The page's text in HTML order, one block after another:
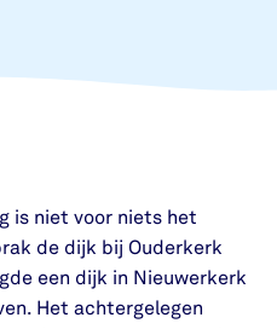
is niet voor niets het
de dijk bij Ouderkerk
een dijk in Nieuwerkerk
Het achtergelegen